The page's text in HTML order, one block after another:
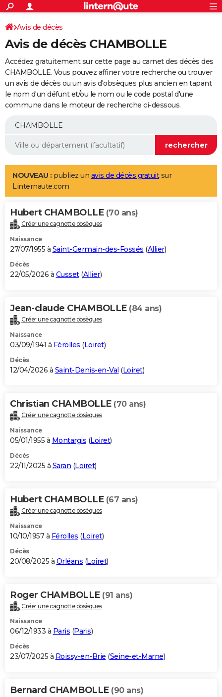
ACTUALITÉS
Politique
Société
Faits Divers
Education
Monde
Villes
+
SPORT
Coupe du monde 2026
Football
Tennis
Cyclisme
Rugby
Forum
Programme TV
TNT
Streaming
Cinéma
Sorties cinéma
Musique
+
FINANCE
Impôts
Immobilier
Risques naturels par ville
Banque
Assurance
Crédit
AUTO
Essais
Réserver un essai
Citadines
Berlines
SUV
Forum auto
+
Mobiles
Meilleur smartphone
Internet
Ordinateurs
Jeux vidéo
Guide high-tech
Aménagement intérieur
LIFESTYLE
Art de vivre
Bien-être
Loisirs
Mode
Modes de vie
Alimentation
Guide de la santé
Maladies
Médicaments
Sommeil
VOYAGE
Destinations
City break
Voyage nature
Voyage de noces
Forum
Climat
+PHOTO
GUIDES D'ACHAT
BONS PLANS
Carte de Noël
Carte Bonne année
Carte Saint-Valentin
Carte Pâques
Carte d'anniversaire
DICTIONNAIRE
Dictionnaire
Biographies
Citations
Expressions
Proverbes
PROGRAMME TV
S'inscrire
Se connecter
Lycées
Collèges
Primaires
Universités
Entreprises
Service militaire
Avis de recherche
AVIS DE DÉCÈS
Bricolage
Lifestyle
Culture
Sport
Auto
Television
Voyage
Cinema
Avis de décès
Avis de décès CHAMBOLLE
Accédez gratuitement sur cette page au carnet des décès des
CHAMBOLLE. Vous pouvez affiner votre recherche ou trouver
un avis de décès ou un avis d'obsèques plus ancien en tapant
le nom d'un défunt et/ou le nom ou le code postal d'une
commune dans le moteur de recherche ci-dessous.
NOUVEAU : publiez un avis de décès gratuitsur
Linternaute.com
Hubert CHAMBOLLE (70 ans)
Créer une cagnotte obsèques
Naissance
27/07/1955 à Saint-Germain-des-Fossés (Allier)
Décès
22/05/2026 à Cusset(Allier)
Jean-claude CHAMBOLLE (84 ans)
Créer une cagnotte obsèques
Naissance
03/09/1941 à Férolles (Loiret)
Décès
12/04/2026 à Saint-Denis-en-Val (Loiret)
Christian CHAMBOLLE (70 ans)
Créer une cagnotte obsèques
Naissance
05/01/1955 à Montargis (Loiret)
Décès
22/11/2025 à Saran (Loiret)
Hubert CHAMBOLLE (67 ans)
Créer une cagnotte obsèques
Naissance
10/10/1957 à Férolles (Loiret)
Décès
20/08/2025 à Orléans (Loiret)
Roger CHAMBOLLE (91 ans)
Créer une cagnotte obsèques
Naissance
06/12/1933 à Paris (Paris)
Décès
23/07/2025 à Roissy-en-Brie (Seine-et-Marne)
Bernard CHAMBOLLE (90 ans)